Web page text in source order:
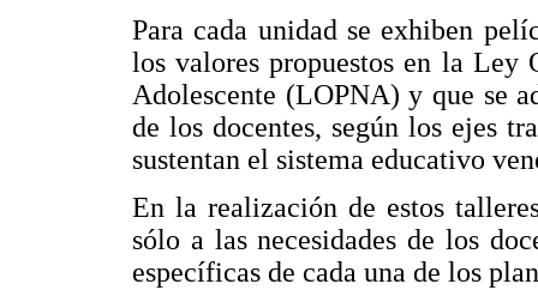
Para cada unidad se exhiben
los valores propuestos en la
Adolescente (LOPNA) y que se
de los docentes, según los ejes
sustentan el sistema educativo
En la realización de estos
sólo a las necesidades de los
específicas de cada una de los